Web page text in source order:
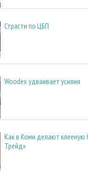
Страсти по ЦБП
Woodex удваивает усилия
Как в Коми делают клееную
Трейд»